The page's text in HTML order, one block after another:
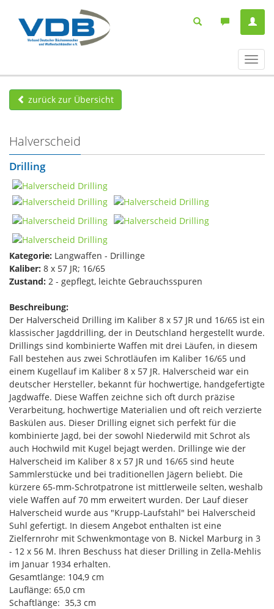
ein-/
zurück zur Übersicht
Halverscheid
Drilling
Kategorie: Langwaffen - Drillinge
Kaliber: 8 x 57 JR; 16/65
Zustand: 2 - gepflegt, leichte Gebrauchsspuren
Beschreibung:
Der Halverscheid Drilling im Kaliber 8 x 57 JR und 16/65 ist ein
klassischer Jagddrilling, der in Deutschland hergestellt wurde.
Drillings sind kombinierte Waffen mit drei Läufen, in diesem
Fall bestehen aus zwei Schrotläufen im Kaliber 16/65 und
einem Kugellauf im Kaliber 8 x 57 JR. Halverscheid war ein
deutscher Hersteller, bekannt für hochwertige, handgefertigte
Jagdwaffe. Diese Waffen zeichne sich oft durch präzise
Verarbeitung, hochwertige Materialien und oft reich verzierte
Baskülen aus. Dieser Drilling eignet sich perfekt für die
kombinierte Jagd, bei der sowohl Niederwild mit Schrot als
auch Hochwild mit Kugel bejagt werden. Drillinge wie der
Halverscheid im Kaliber 8 x 57 JR und 16/65 sind heute
Sammlerstücke und bei traditionellen Jägern beliebt. Die
kürzere 65-mm-Schrotpatrone ist mittlerweile selten, weshalb
viele Waffen auf 70 mm erweitert wurden. Der Lauf dieser
Halverscheid wurde aus "Krupp-Laufstahl" bei Halverscheid
Suhl gefertigt. In diesem Angebot enthalten ist eine
Zielfernrohr mit Schwenkmontage von B. Nickel Marburg in 3
- 12 x 56 M. Ihren Beschuss hat dieser Drilling in Zella-Mehlis
im Januar 1934 erhalten.
Gesamtlänge: 104,9 cm
Lauflänge: 65,0 cm
Schaftlänge: 35,3 cm